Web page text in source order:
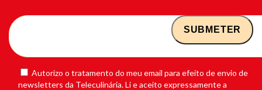
Autorizo o tratamento do meu email para efeito de envio de
newsletters da Teleculinária. Li e aceito expressamente a